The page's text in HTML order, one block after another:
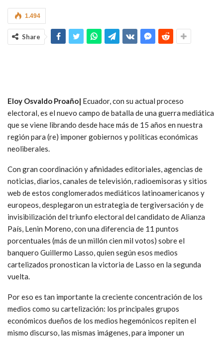
1.494
Share
Eloy Osvaldo Proaño| Ecuador, con su actual proceso
electoral, es el nuevo campo de batalla de una guerra mediática
que se viene librando desde hace más de 15 años en nuestra
región para (re) imponer gobiernos y políticas económicas
neoliberales.
Con gran coordinación y afinidades editoriales, agencias de
noticias, diarios, canales de televisión, radioemisoras y sitios
web de estos conglomerados mediáticos latinoamericanos y
europeos, desplegaron un estrategia de tergiversación y de
invisibilización del triunfo electoral del candidato de Alianza
País, Lenin Moreno, con una diferencia de 11 puntos
porcentuales (más de un millón cien mil votos) sobre el
banquero Guillermo Lasso, quien según esos medios
cartelizados pronostican la victoria de Lasso en la segunda
vuelta.
Por eso es tan importante la creciente concentración de los
medios como su cartelización: los principales grupos
económicos dueños de los medios hegemónicos repiten el
mismo discurso, las mismas imágenes, para imponer un